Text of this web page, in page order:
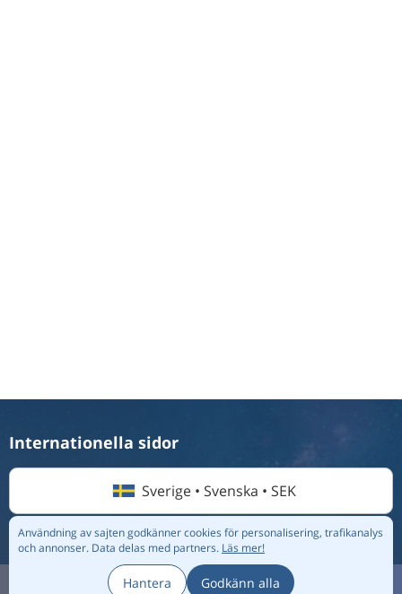
Användning av sajten godkänner cookies för personalisering, trafikanalys
och annonser. Data delas med partners. Läs mer!
Hantera Godkänn alla
Internationella sidor
Sverige • Svenska • SEK
Destinationer|Flygbolag
|Integritetspolicy